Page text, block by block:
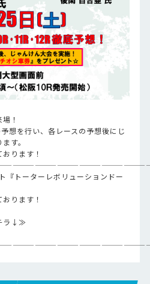
！
想を行い、各レースの予想後にじ
す。
ります！
『トーターレボリューションドー
ります！
ラ↓≫